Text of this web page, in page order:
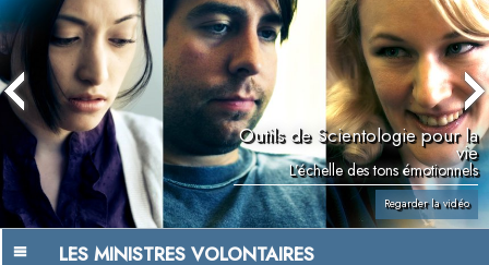
Outils de Scientologie pour la
vie
L’échelle des tons émotionnels
Regarder la vidéo
LES MINISTRES VOLONTAIRES